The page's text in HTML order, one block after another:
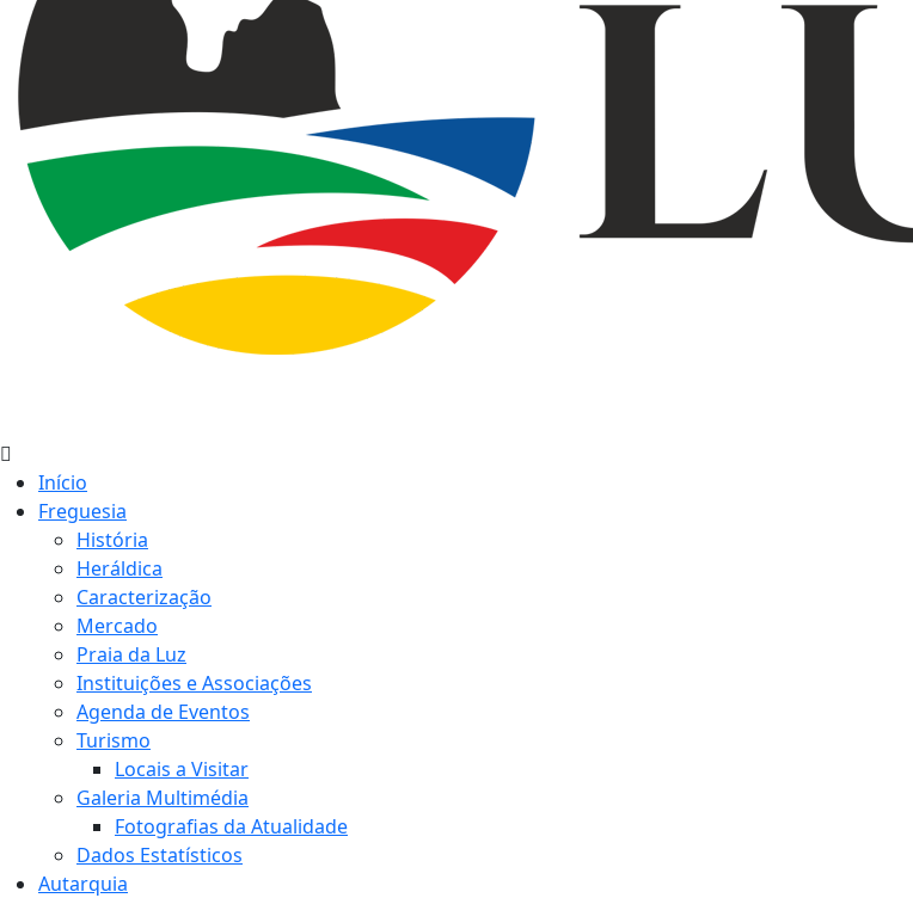
Início
Freguesia
História
Heráldica
Caracterização
Mercado
Praia da Luz
Instituições e Associações
Agenda de Eventos
Turismo
Locais a Visitar
Galeria Multimédia
Fotografias da Atualidade
Dados Estatísticos
Autarquia